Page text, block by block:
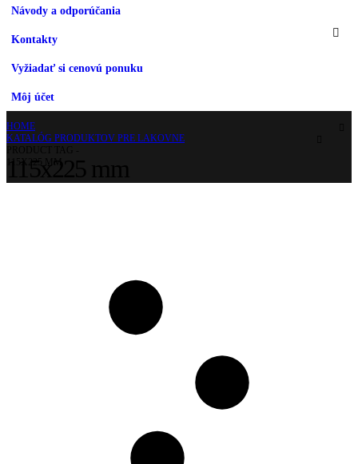
Návody a odporúčania
Kontakty
Vyžiadať si cenovú ponuku
Môj účet
HOME
KATALÓG PRODUKTOV PRE LAKOVNE